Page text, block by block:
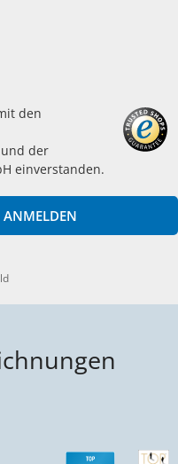
den
und der
einverstanden.
KOSTENPFLICHTIG ANMELDEN